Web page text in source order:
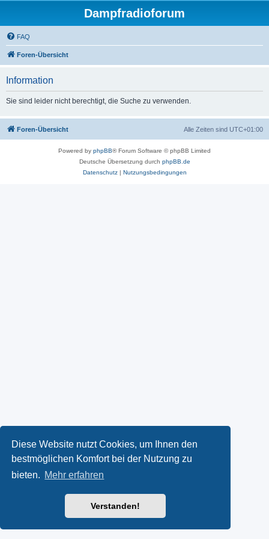
Diese Website nutzt Cookies, um Ihnen den
bestmöglichen Komfort bei der Nutzung zu
bieten. Mehr erfahren
Verstanden!
Dampfradioforum
FAQ
Foren-Übersicht
Information
Sie sind leider nicht berechtigt, die Suche zu verwenden.
Foren-Übersicht Alle Zeiten sind UTC+01:00
Powered by phpBB® Forum Software © phpBB Limited
Deutsche Übersetzung durch phpBB.de
Datenschutz| Nutzungsbedingungen